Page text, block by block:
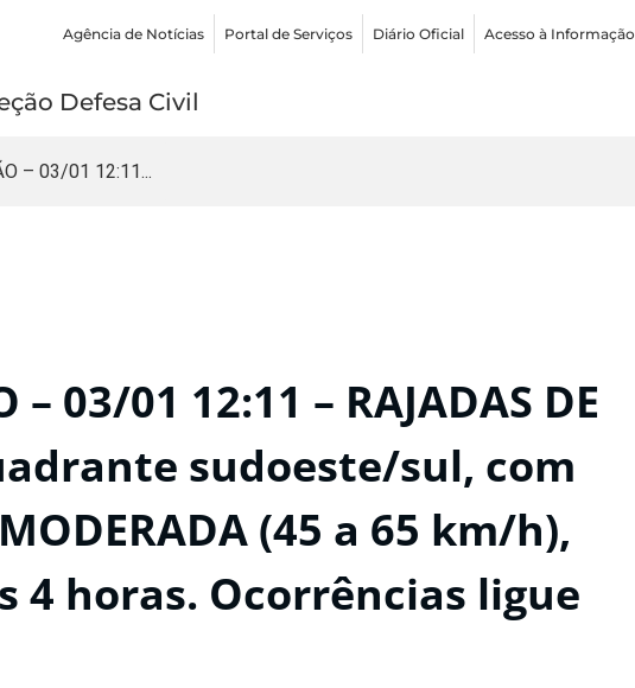
Agência de Notícias Portal de Serviços Diário Oficial Acesso à Informação
Defesa Civil
– 03/01 12:11...
– 03/01 12:11 – RAJADAS DE
sudoeste/sul, com
(45 a 65 km/h),
4 horas. Ocorrências ligue